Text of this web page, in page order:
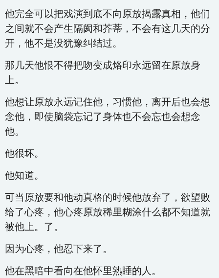
他完全可以把戏演到底不向原放揭露真相，他们
之间就不会产生隔阂和芥蒂，不会有这几天的分
开，他不是没犹豫纠结过。
那几天他恨不得把吻变成烙印永远留在原放身
上。
他想让原放永远记住他，习惯他，离开后也会想
念他，即使脑袋忘记了身体也不会忘也会想念
他。
他很坏。
他知道。
可当原放要和他动真格的时候他放弃了，欲望败
给了心疼，他心疼原放稀里糊涂什么都不知道就
被他上。了。
因为心疼，他忍下来了。
他在黑暗中看向在他怀里熟睡的人。